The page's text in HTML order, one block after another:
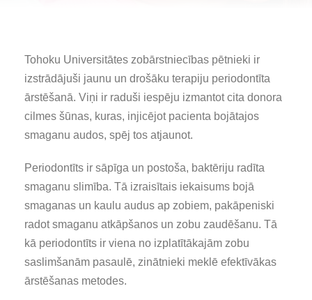
Tohoku Universitātes zobārstniecības pētnieki ir
izstrādājuši jaunu un drošāku terapiju periodontīta
ārstēšanā. Viņi ir raduši iespēju izmantot cita donora
cilmes šūnas, kuras, injicējot pacienta bojātajos
smaganu audos, spēj tos atjaunot.
Periodontīts ir sāpīga un postoša, baktēriju radīta
smaganu slimība. Tā izraisītais iekaisums bojā
smaganas un kaulu audus ap zobiem, pakāpeniski
radot smaganu atkāpšanos un zobu zaudēšanu. Tā
kā periodontīts ir viena no izplatītākajām zobu
saslimšanām pasaulē, zinātnieki meklē efektīvākas
ārstēšanas metodes.